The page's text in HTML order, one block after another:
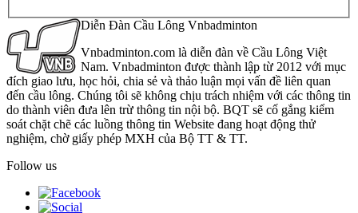
Diễn Đàn Cầu Lông Vnbadminton
Vnbadminton.com là diễn đàn về Cầu Lông Việt
Nam. Vnbadminton được thành lập từ 2012 với mục
đích giao lưu, học hỏi, chia sẻ và thảo luận mọi vấn đề liên quan
đến cầu lông. Chúng tôi sẽ không chịu trách nhiệm với các thông tin
do thành viên đưa lên trừ thông tin nội bộ. BQT sẽ cố gắng kiểm
soát chặt chẽ các luồng thông tin Website đang hoạt động thử
nghiệm, chờ giấy phép MXH của Bộ TT & TT.
Follow us